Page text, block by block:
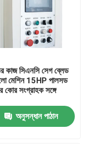
কাজ সিএনসি সেগ ব্লেড
মেশিন 15HP পালসড
কোর সংগ্রাহক সঙ্গে
অনুসন্ধান পাঠান